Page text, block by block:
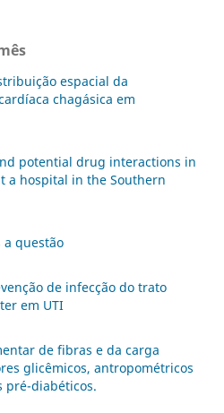
espacial da
chagásica em
potential drug interactions in
a hospital in the Southern
a questão
de infecção do trato
em UTI
de fibras e da carga
glicêmicos, antropométricos
pré-diabéticos.